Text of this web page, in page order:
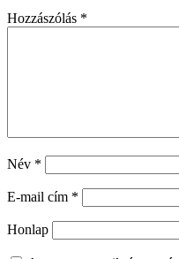
Hozzászólás *
Név *
E-mail cím *
Honlap